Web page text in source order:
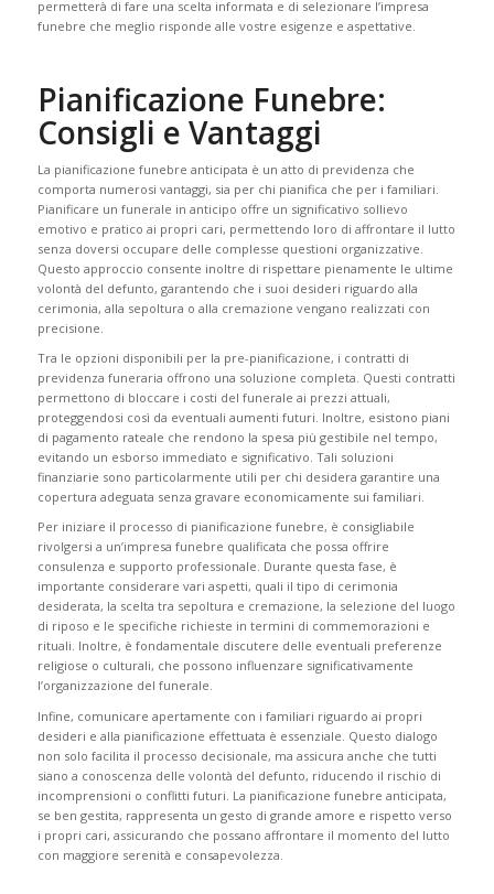
permetterà di fare una scelta informata e di selezionare l’impresa
funebre che meglio risponde alle vostre esigenze e aspettative.
Pianificazione Funebre:
Consigli e Vantaggi
La pianificazione funebre anticipata è un atto di previdenza che
comporta numerosi vantaggi, sia per chi pianifica che per i familiari.
Pianificare un funerale in anticipo offre un significativo sollievo
emotivo e pratico ai propri cari, permettendo loro di affrontare il lutto
senza doversi occupare delle complesse questioni organizzative.
Questo approccio consente inoltre di rispettare pienamente le ultime
volontà del defunto, garantendo che i suoi desideri riguardo alla
cerimonia, alla sepoltura o alla cremazione vengano realizzati con
precisione.
Tra le opzioni disponibili per la pre-pianificazione, i contratti di
previdenza funeraria offrono una soluzione completa. Questi contratti
permettono di bloccare i costi del funerale ai prezzi attuali,
proteggendosi così da eventuali aumenti futuri. Inoltre, esistono piani
di pagamento rateale che rendono la spesa più gestibile nel tempo,
evitando un esborso immediato e significativo. Tali soluzioni
finanziarie sono particolarmente utili per chi desidera garantire una
copertura adeguata senza gravare economicamente sui familiari.
Per iniziare il processo di pianificazione funebre, è consigliabile
rivolgersi a un’impresa funebre qualificata che possa offrire
consulenza e supporto professionale. Durante questa fase, è
importante considerare vari aspetti, quali il tipo di cerimonia
desiderata, la scelta tra sepoltura e cremazione, la selezione del luogo
di riposo e le specifiche richieste in termini di commemorazioni e
rituali. Inoltre, è fondamentale discutere delle eventuali preferenze
religiose o culturali, che possono influenzare significativamente
l’organizzazione del funerale.
Infine, comunicare apertamente con i familiari riguardo ai propri
desideri e alla pianificazione effettuata è essenziale. Questo dialogo
non solo facilita il processo decisionale, ma assicura anche che tutti
siano a conoscenza delle volontà del defunto, riducendo il rischio di
incomprensioni o conflitti futuri. La pianificazione funebre anticipata,
se ben gestita, rappresenta un gesto di grande amore e rispetto verso
i propri cari, assicurando che possano affrontare il momento del lutto
con maggiore serenità e consapevolezza.